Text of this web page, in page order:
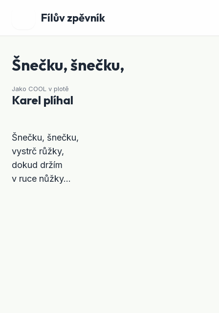
Fílův zpěvník
Šnečku, šnečku,
Jako COOL v plotě
Karel plíhal
Šnečku, šnečku,
vystrč růžky,
dokud držím
v ruce nůžky...